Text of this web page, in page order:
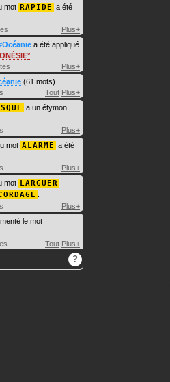
mot RAPIDE a été
Plus+
a été appliqué
Plus+
(61 mots)
Tout Plus+
a un étymon
Plus+
mot ALARME a été
Plus+
mot LARGUER
Plus+
le mot
Tout Plus+
?